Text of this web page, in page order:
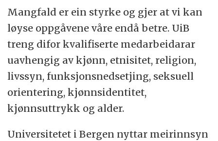
Mangfald er ein styrke og gjer at vi kan
løyse oppgåvene våre endå betre. UiB
treng difor kvalifiserte medarbeidarar
uavhengig av kjønn, etnisitet, religion,
livssyn, funksjonsnedsetjing, seksuell
orientering, kjønnsidentitet,
kjønnsuttrykk og alder.
Universitetet i Bergen nyttar meirinnsyn